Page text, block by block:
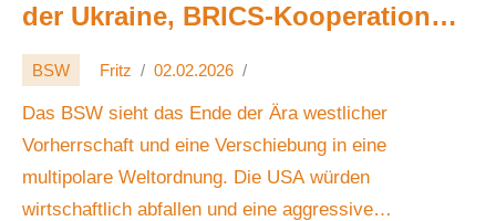
der Ukraine, BRICS‑Kooperation
und europäische Autarkie 🌍🤝🕊️
BSW Fritz 02.02.2026
Das BSW sieht das Ende der Ära westlicher
Vorherrschaft und eine Verschiebung in eine
multipolare Weltordnung. Die USA würden
wirtschaftlich abfallen und eine aggressive